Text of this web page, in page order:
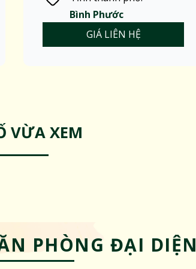
Bình Phước
GIÁ LIÊN HỆ
VỪA XEM
PHÒNG ĐẠI DIỆN